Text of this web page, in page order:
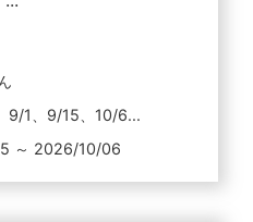
9/1、9/15、10/6...
～ 2026/10/06